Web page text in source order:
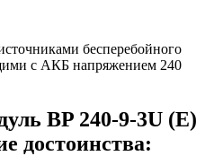
бесперебойного
с АКБ напряжением 240
BP 240-9-3U (E)
достоинства: